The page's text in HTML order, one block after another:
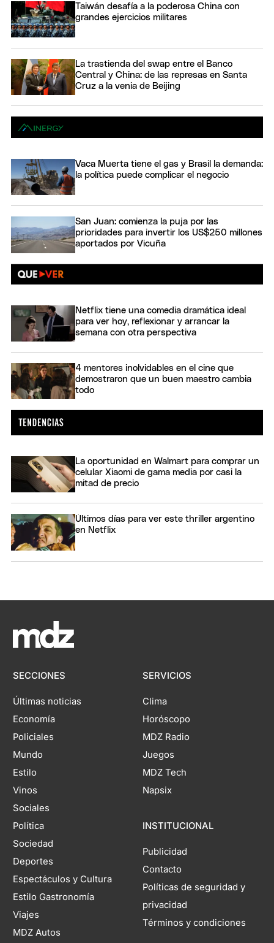
Taiwán desafía a la poderosa China con
grandes ejercicios militares
La trastienda del swap entre el Banco
Central y China: de las represas en Santa
Cruz a la venia de Beijing
Vaca Muerta tiene el gas y Brasil la demanda:
la política puede complicar el negocio
San Juan: comienza la puja por las
prioridades para invertir los US$250 millones
aportados por Vicuña
Netflix tiene una comedia dramática ideal
para ver hoy, reflexionar y arrancar la
semana con otra perspectiva
4 mentores inolvidables en el cine que
demostraron que un buen maestro cambia
todo
La oportunidad en Walmart para comprar un
celular Xiaomi de gama media por casi la
mitad de precio
Últimos días para ver este thriller argentino
en Netflix
SECCIONES
Últimas noticias
Economía
Policiales
Mundo
Estilo
Vinos
Sociales
Política
Sociedad
Deportes
Espectáculos y Cultura
Estilo Gastronomía
Viajes
MDZ Autos
SERVICIOS
Clima
Horóscopo
MDZ Radio
Juegos
MDZ Tech
Napsix
INSTITUCIONAL
Publicidad
Contacto
Políticas de seguridad y
privacidad
Términos y condiciones